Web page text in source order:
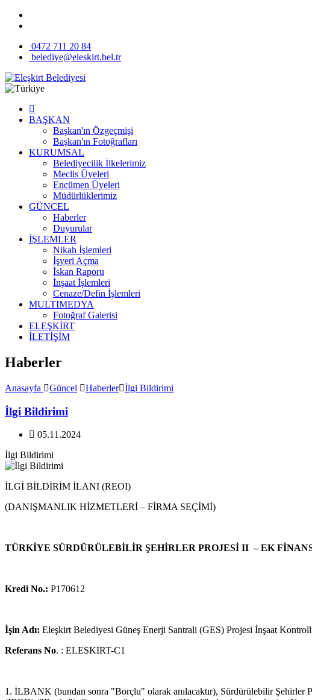
0472 711 20 84
belediye@eleskirt.bel.tr
BAŞKAN
Başkan'ın Özgeçmişi
Başkan'ın Fotoğrafları
KURUMSAL
Belediyecilik İlkelerimiz
Meclis Üyeleri
Encümen Üyeleri
Müdürlüklerimiz
GÜNCEL
Haberler
Duyurular
İŞLEMLER
Nikah İşlemleri
İşyeri Açma
İskan Raporu
İnşaat İşlemleri
Cenaze/Defin İşlemleri
MULTIMEDYA
Fotoğraf Galerisi
ELEŞKİRT
İLETİŞİM
Haberler
Anasayfa Güncel Haberler İlgi Bildirimi
İlgi Bildirimi
05.11.2024
İlgi Bildirimi
İLGİ BİLDİRİM İLANI (REOI)
(DANIŞMANLIK HİZMETLERİ – FİRMA SEÇİMİ)
TÜRKİYE SÜRDÜRÜLEBİLİR ŞEHİRLER PROJESİ II – EK
Kredi No.: P170612
İşin Adı: Eleşkirt Belediyesi Güneş Enerji Santrali (GES) Projesi İnşaat
Referans No. : ELESKIRT-C1
1. İLBANK (bundan sonra "Borçlu" olarak anılacaktır), Sürdürülebilir Şehirler